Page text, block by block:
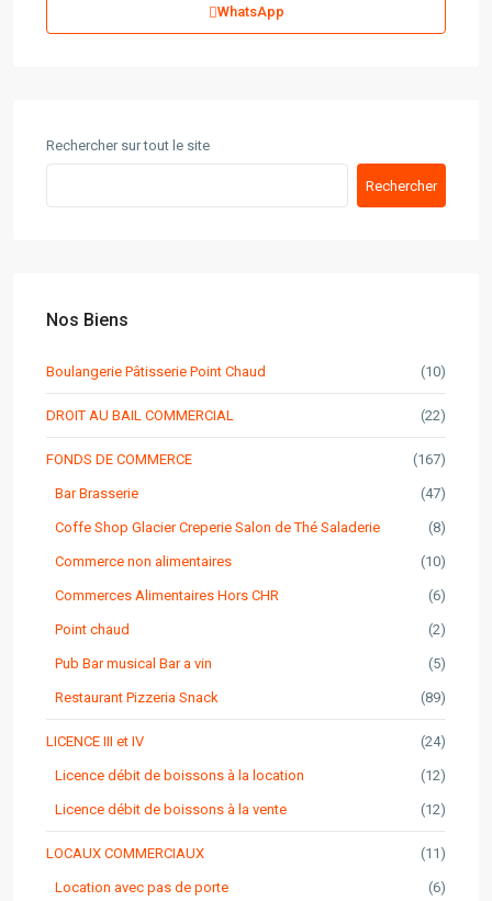
WhatsApp
Rechercher sur tout le site
Rechercher
Nos Biens
Boulangerie Pâtisserie Point Chaud (10)
DROIT AU BAIL COMMERCIAL (22)
FONDS DE COMMERCE (167)
Bar Brasserie (47)
Coffe Shop Glacier Creperie Salon de Thé Saladerie (8)
Commerce non alimentaires (10)
Commerces Alimentaires Hors CHR (6)
Point chaud (2)
Pub Bar musical Bar a vin (5)
Restaurant Pizzeria Snack (89)
LICENCE III et IV (24)
Licence débit de boissons à la location (12)
Licence débit de boissons à la vente (12)
LOCAUX COMMERCIAUX (11)
Location avec pas de porte (6)